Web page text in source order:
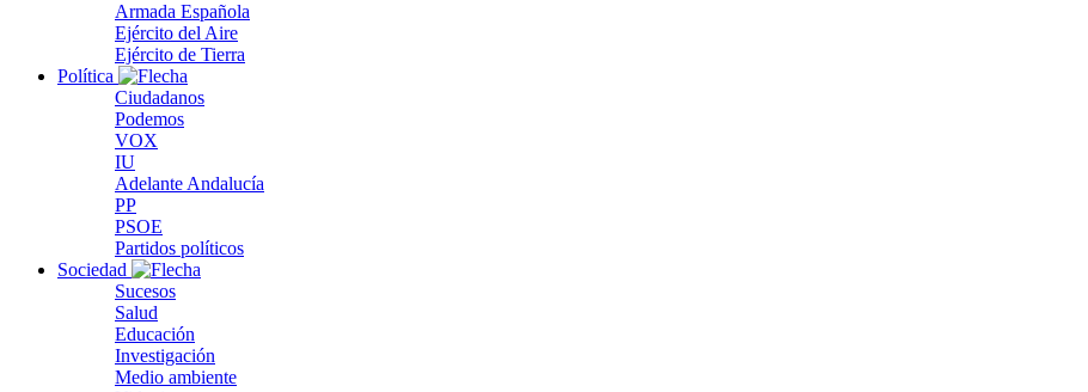
Armada Española
Ejército del Aire
Ejército de Tierra
Política
Ciudadanos
Podemos
VOX
IU
Adelante Andalucía
PP
PSOE
Partidos políticos
Sociedad
Sucesos
Salud
Educación
Investigación
Medio ambiente